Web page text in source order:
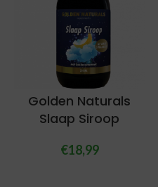
Golden Naturals
Slaap Siroop
€18,99